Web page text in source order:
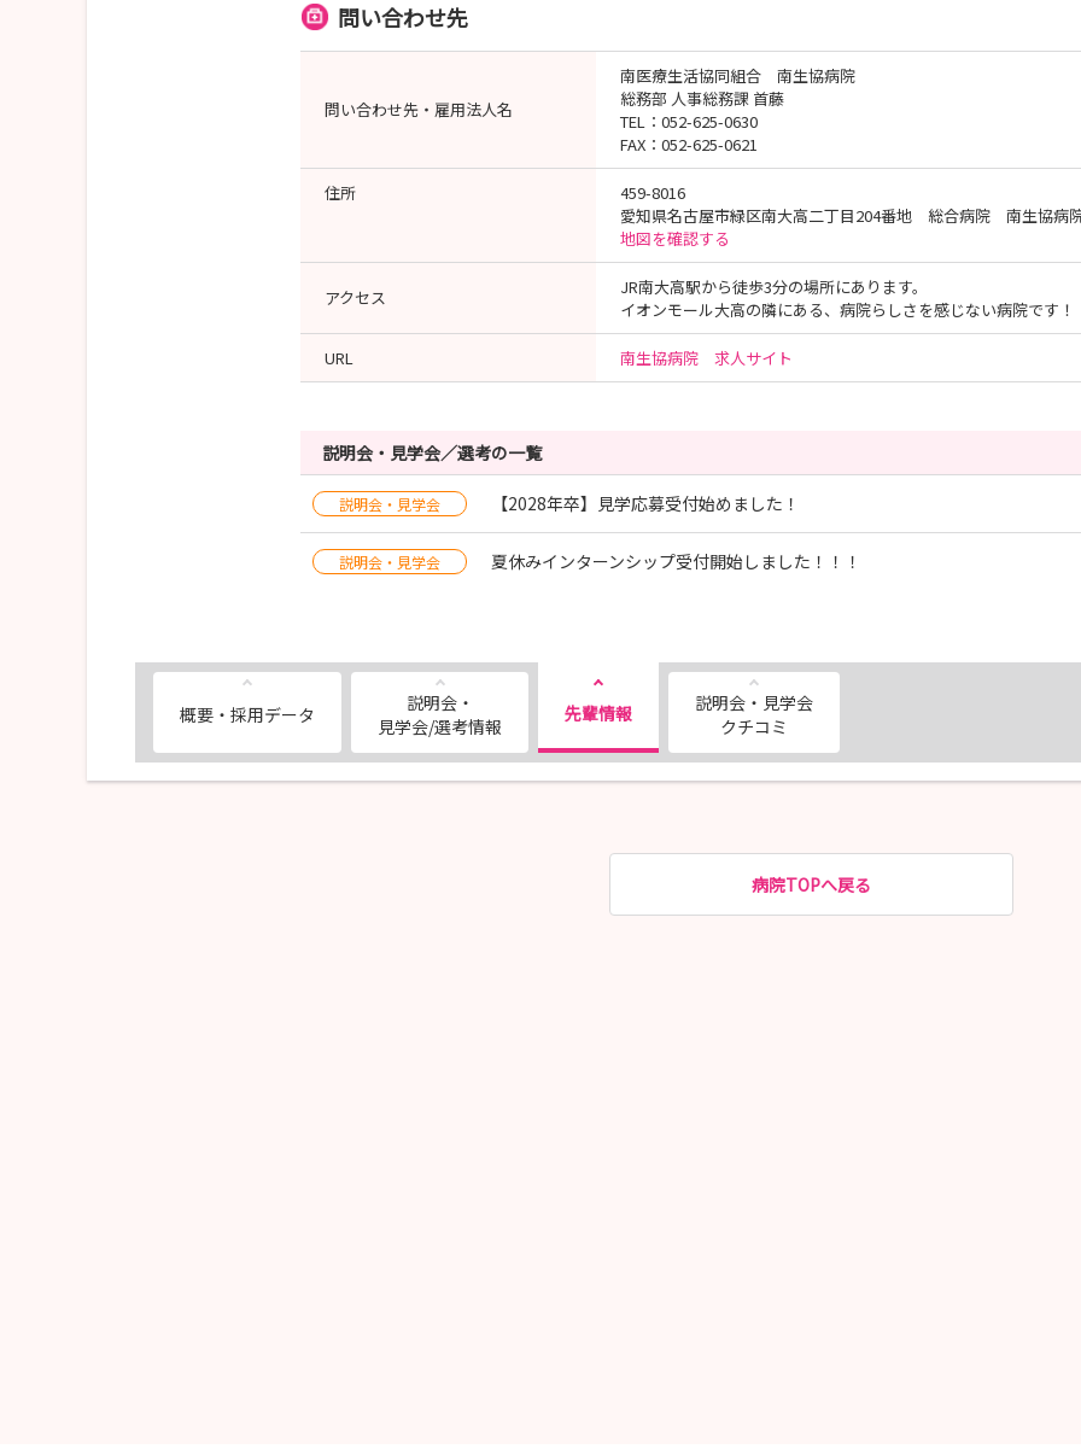
問い合わせ先
問い合わせ先・雇用法人名
南医療生活協同組合 南生協病院
総務部 人事総務課 首藤
TEL：052-625-0630
FAX：052-625-0621
住所
459-8016
愛知県名古屋市緑区南大高二丁目204番地 総合病院 南生協病
地図を確認する
アクセス
JR南大高駅から徒歩3分の場所にあります。
イオンモール大高の隣にある、病院らしさを感じない病院です！
URL 南生協病院 求人サイト
説明会・見学会／選考の一覧
説明会・見学会 【2028年卒】見学応募受付始めました！
説明会・見学会 夏休みインターンシップ受付開始しました！！！
概要・採用データ
説明会・
見学会/選考情報
先輩情報
説明会・見学会
クチコミ
病院TOPへ戻る